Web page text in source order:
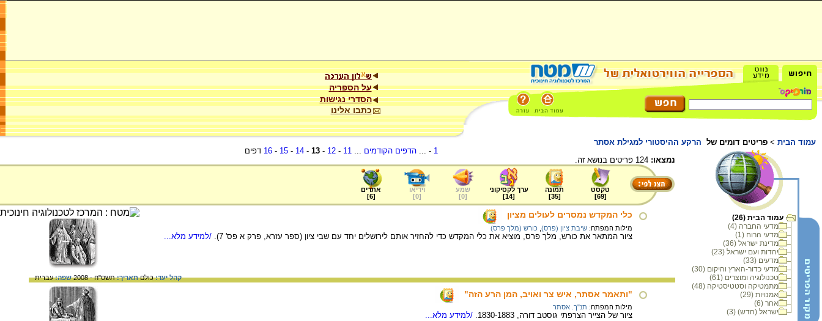
על הספריה
הסדרי נגישות
כתבו אלינו
עמוד הבית > פריטים דומים של הרקע ההיסטורי למגילת אסתר
עמוד הבית (26)
מדעי החברה (4)
מדעי הרוח (1)
מדינת ישראל (36)
יהדות ועם ישראל (23)
מדעים (33)
מדעי כדור-הארץ והיקום (30)
טכנולוגיה ומוצרים (61)
מתמטיקה וסטטיסטיקה (48)
אמנויות (29)
אחר (6)
ישראל (חדש) (3)
1
- ... הדפים הקודמים ...
11
-
12
-
13
-
14
-
15
-
16 דפים
נמצאו:
טקסט
[
69
]
תמונה
[
35
]
ערך לקסיקוני
[
14
]
שמע
[
0
]
וידיאו
[
0
]
אתרים
[
6
]
כלי המקדש נמסרים לעולים מציון
מילות המפתח: שיבת ציון (פרס) כורש (מלך פרס)
ציור המתאר את כורש, מלך פרס, מוציא את כלי המקדש כדי להחזיר אותם לירושלים יחד עם שבי ציון (ספר עזרא, פרק א פס' 7). /למידע מלא...
קהל יעד:כולםתאריך:תשס"ח - 2008 שפה:עברית
"ותאמר אסתר, איש צר ואויב, המן הרע הזה"
מילות המפתח: תנ"ך. אסתר
ציור של הצייר הצרפתי גוסטב דורה, 1830-1883. /למידע מלא...